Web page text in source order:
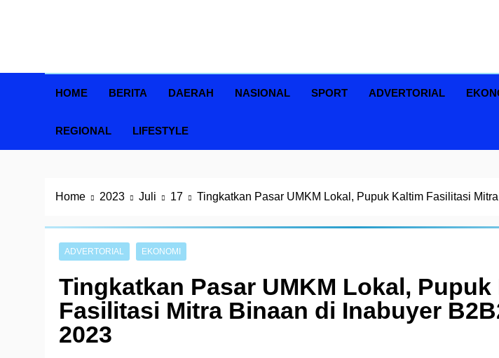
HOME BERITA DAERAH NASIONAL SPORT ADVERTORIAL
REGIONAL LIFESTYLE
Home 2023 Juli 17 Tingkatkan Pasar UMKM Lokal, Pupuk Kaltim Fasilitasi
ADVERTORIAL EKONOMI
Tingkatkan Pasar UMKM Lokal, Pupuk
Fasilitasi Mitra Binaan di Inabuyer
2023